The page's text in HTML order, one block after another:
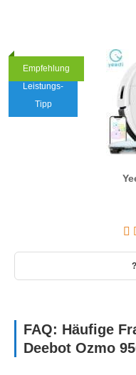
Preis-
Leistungs-
Tipp
Empfehlung
FAQ: Häufige
Deebot Ozmo